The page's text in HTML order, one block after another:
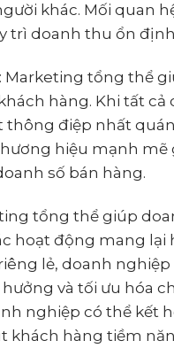
khác. Mối quan
trì doanh thu ổn
Marketing tổng thể
hàng. Khi tất
điệp nhất
hiệu mạnh
số bán hàng.
tổng thể giúp
hoạt động mang lại
lẻ, doanh
và tối ưu hóa
nghiệp có thể kết
hàng tiềm